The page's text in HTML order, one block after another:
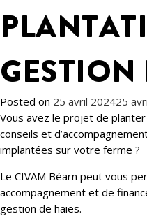
GESTION
Posted on 25 avril 202425
Vous avez le projet de
conseils et
implantées sur votre ferme ?
Le CIVAM Béarn peut vous
accompagnement et de
gestion de haies.